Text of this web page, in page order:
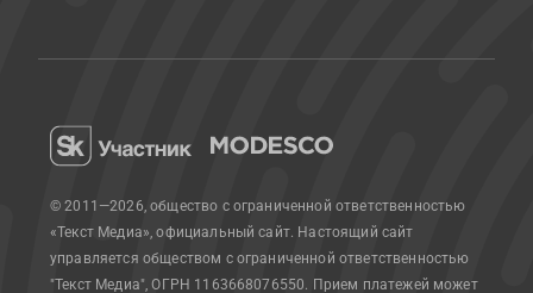
© 2011—2026, общество с ограниченной ответственностью
«Текст Медиа», официальный сайт. Настоящий сайт
управляется обществом с ограниченной ответственностью
"Текст Медиа", ОГРН 1163668076550. Прием платежей может